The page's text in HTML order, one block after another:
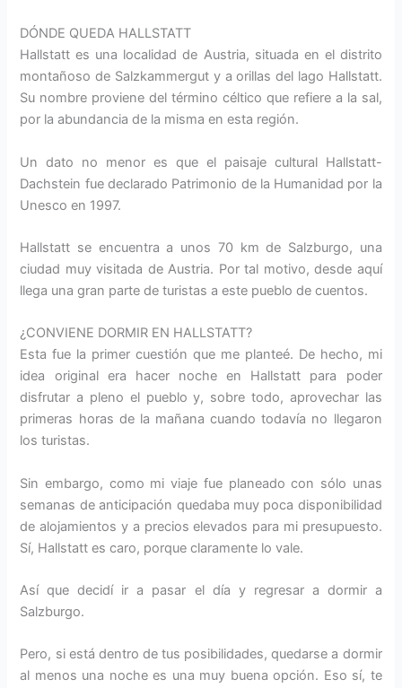
DÓNDE QUEDA HALLSTATT
Hallstatt es una localidad de Austria, situada en el distrito
montañoso de Salzkammergut y a orillas del lago Hallstatt.
Su nombre proviene del término céltico que refiere a la sal,
por la abundancia de la misma en esta región.
Un dato no menor es que el paisaje cultural Hallstatt-
Dachstein fue declarado Patrimonio de la Humanidad por la
Unesco en 1997.
Hallstatt se encuentra a unos 70 km de Salzburgo, una
ciudad muy visitada de Austria. Por tal motivo, desde aquí
llega una gran parte de turistas a este pueblo de cuentos.
¿CONVIENE DORMIR EN HALLSTATT?
Esta fue la primer cuestión que me planteé. De hecho, mi
idea original era hacer noche en Hallstatt para poder
disfrutar a pleno el pueblo y, sobre todo, aprovechar las
primeras horas de la mañana cuando todavía no llegaron
los turistas.
Sin embargo, como mi viaje fue planeado con sólo unas
semanas de anticipación quedaba muy poca disponibilidad
de alojamientos y a precios elevados para mi presupuesto.
Sí, Hallstatt es caro, porque claramente lo vale.
Así que decidí ir a pasar el día y regresar a dormir a
Salzburgo.
Pero, si está dentro de tus posibilidades, quedarse a dormir
al menos una noche es una muy buena opción. Eso sí, te